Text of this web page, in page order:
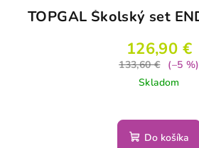
TOPGAL Školský set
126,90 €
133,60 €
(–5 %)
Skladom
Do košíka